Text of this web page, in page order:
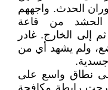
الحدث. واجههم
الحشد من قاعة
إلى الخارج. غادر
ولم يشهد أي من
نطاق واسع على